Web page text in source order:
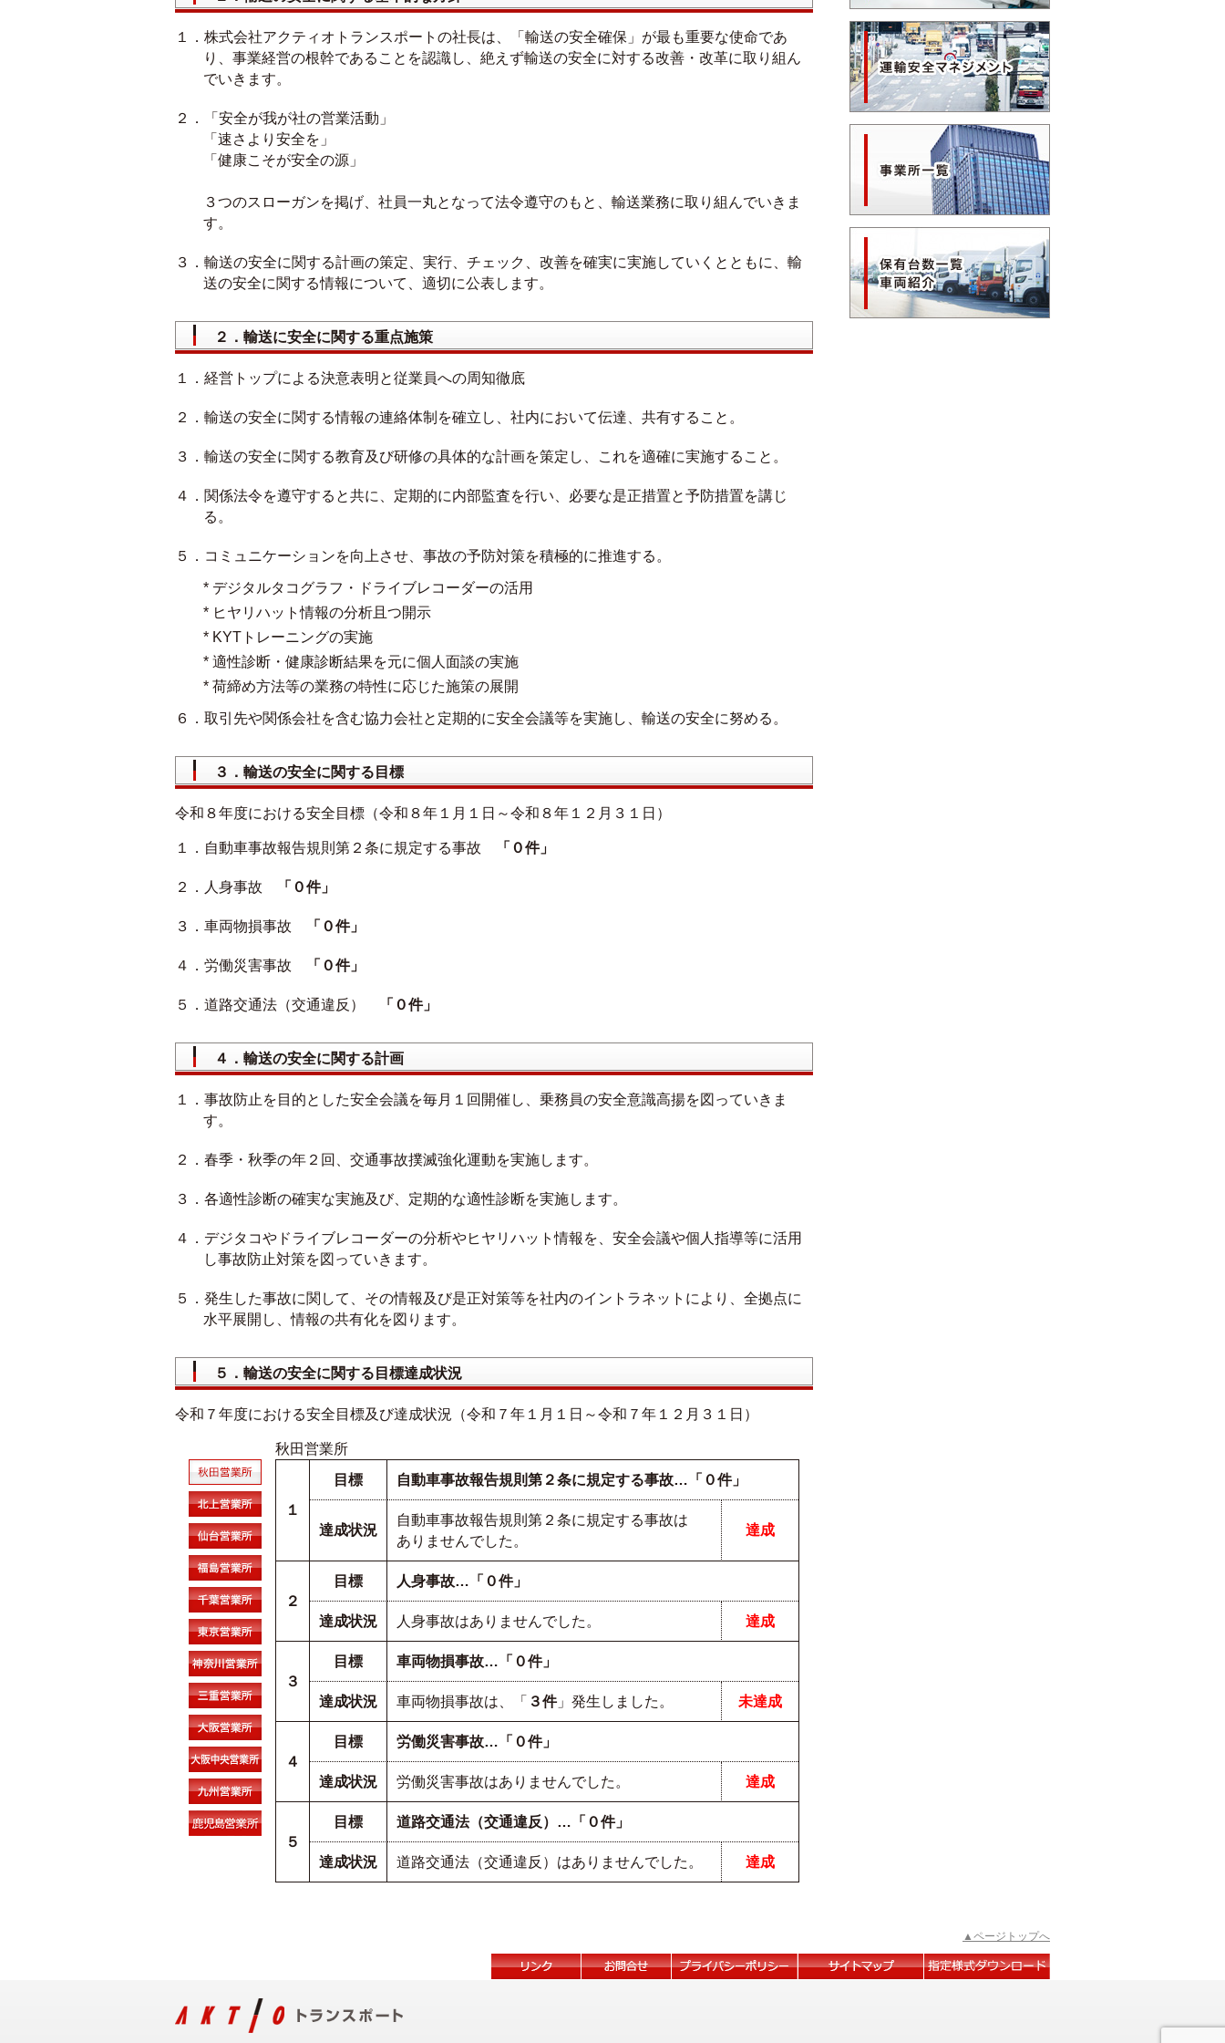
１．株式会社アクティオトランスポートの社長は、「輸送の安全確保」が最も重要な使命であ
り、事業経営の根幹であることを認識し、絶えず輸送の安全に対する改善・改革に取り組ん
でいきます。
２．「安全が我が社の営業活動」
「速さより安全を」
「健康こそが安全の源」
３つのスローガンを掲げ、社員一丸となって法令遵守のもと、輸送業務に取り組んでいきま
す。
３．輸送の安全に関する計画の策定、実行、チェック、改善を確実に実施していくとともに、輸
送の安全に関する情報について、適切に公表します。
２．輸送に安全に関する重点施策
１．経営トップによる決意表明と従業員への周知徹底
２．輸送の安全に関する情報の連絡体制を確立し、社内において伝達、共有すること。
３．輸送の安全に関する教育及び研修の具体的な計画を策定し、これを適確に実施すること。
４．関係法令を遵守すると共に、定期的に内部監査を行い、必要な是正措置と予防措置を講じ
る。
５．コミュニケーションを向上させ、事故の予防対策を積極的に推進する。
* デジタルタコグラフ・ドライブレコーダーの活用
* ヒヤリハット情報の分析且つ開示
* KYTトレーニングの実施
* 適性診断・健康診断結果を元に個人面談の実施
* 荷締め方法等の業務の特性に応じた施策の展開
６．取引先や関係会社を含む協力会社と定期的に安全会議等を実施し、輸送の安全に努める。
３．輸送の安全に関する目標
令和８年度における安全目標（令和８年１月１日～令和８年１２月３１日）
１．自動車事故報告規則第２条に規定する事故 「０件」
２．人身事故 「０件」
３．車両物損事故 「０件」
４．労働災害事故 「０件」
５．道路交通法（交通違反） 「０件」
４．輸送の安全に関する計画
１．事故防止を目的とした安全会議を毎月１回開催し、乗務員の安全意識高揚を図っていきま
す。
２．春季・秋季の年２回、交通事故撲滅強化運動を実施します。
３．各適性診断の確実な実施及び、定期的な適性診断を実施します。
４．デジタコやドライブレコーダーの分析やヒヤリハット情報を、安全会議や個人指導等に活用
し事故防止対策を図っていきます。
５．発生した事故に関して、その情報及び是正対策等を社内のイントラネットにより、全拠点に
水平展開し、情報の共有化を図ります。
５．輸送の安全に関する目標達成状況
令和７年度における安全目標及び達成状況（令和７年１月１日～令和７年１２月３１日）
秋田営業所
１
目標 自動車事故報告規則第２条に規定する事故…「０件」
達成状況
自動車事故報告規則第２条に規定する事故は
ありませんでした。
達成
２
目標 人身事故…「０件」
達成状況 人身事故はありませんでした。 達成
３
目標 車両物損事故…「０件」
達成状況 車両物損事故は、「 ３件 」発生しました。 未達成
４
目標 労働災害事故…「０件」
達成状況 労働災害事故はありませんでした。 達成
５
目標 道路交通法（交通違反）…「０件」
達成状況 道路交通法（交通違反）はありませんでした。 達成
▲ページトップへ